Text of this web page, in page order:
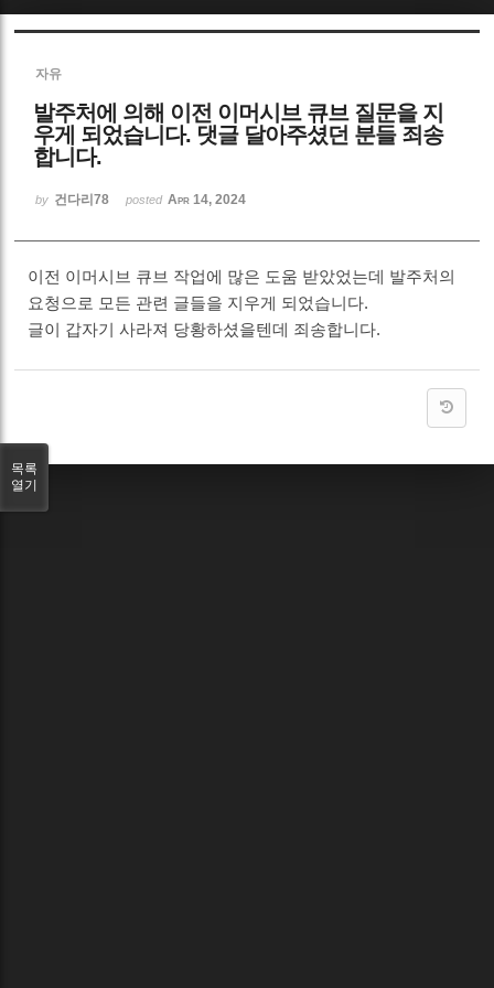
자유
발주처에 의해 이전 이머시브 큐브 질문을 지
우게 되었습니다. 댓글 달아주셨던 분들 죄송
합니다.
by 건다리78 posted Apr 14, 2024
이전 이머시브 큐브 작업에 많은 도움 받았었는데 발주처의
요청으로 모든 관련 글들을 지우게 되었습니다.
글이 갑자기 사라져 당황하셨을텐데 죄송합니다.
목록
열기
Sketchbook5, 스케치북5
Sketchbook5, 스케치북5